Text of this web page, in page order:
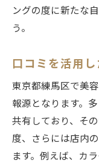
ングの度に新たな
う。
口コミを活用
東京都練馬区で美
報源となります。
共有しており、そ
度、さらには店内
ます。例えば、カ